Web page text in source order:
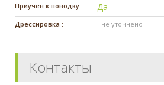
Приучен к поводку : Да
Дрессировка : - не уточнено -
Контакты